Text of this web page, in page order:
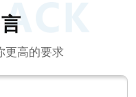
更高的要求